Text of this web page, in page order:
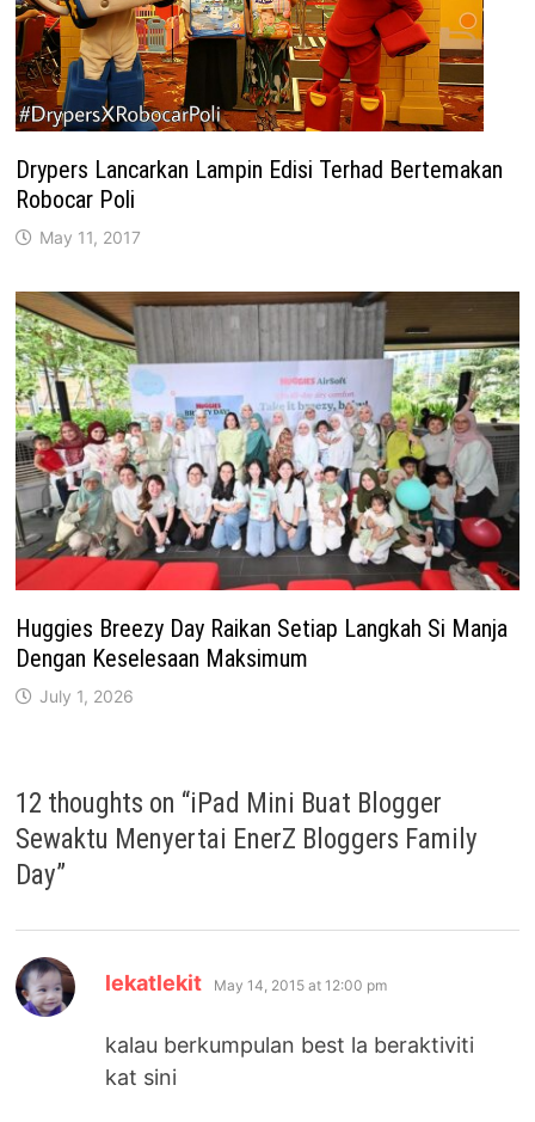
Drypers Lancarkan Lampin Edisi Terhad Bertemakan
Robocar Poli
May 11, 2017
Huggies Breezy Day Raikan Setiap Langkah Si Manja
Dengan Keselesaan Maksimum
July 1, 2026
12 thoughts on “iPad Mini Buat Blogger
Sewaktu Menyertai EnerZ Bloggers Family
Day”
lekatlekit says:
May 14, 2015 at 12:00 pm
kalau berkumpulan best la beraktiviti
kat sini